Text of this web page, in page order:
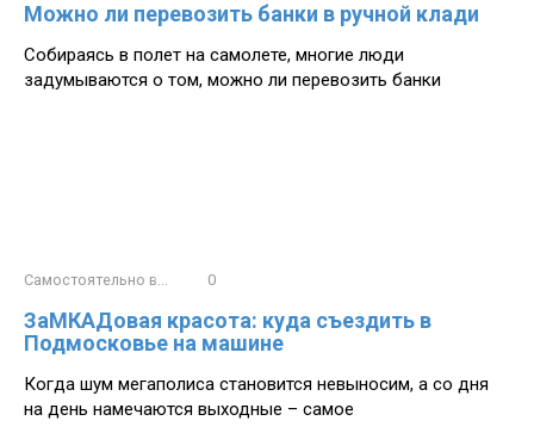
Можно ли перевозить банки в ручной клади
Собираясь в полет на самолете, многие люди
задумываются о том, можно ли перевозить банки
Самостоятельно в... 0
ЗаМКАДовая красота: куда съездить в
Подмосковье на машине
Когда шум мегаполиса становится невыносим, а со дня
на день намечаются выходные – самое